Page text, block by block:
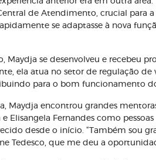
de Atendimento, crucial para
se adaptasse à nova
Maydja se desenvolveu e recebeu
ela atua no setor de regulação de
para o bom funcionamento
Maydja encontrou grandes
e Elisangela Fernandes como
desde o início. “Também sou
Tedesco, que me deu a